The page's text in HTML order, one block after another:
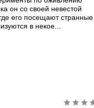
он со своей невестой
его посещают странные
в некое...